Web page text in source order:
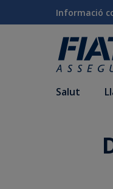
Salta al contingut
Informació
Salut